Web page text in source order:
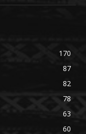
170
87
82
78
63
60